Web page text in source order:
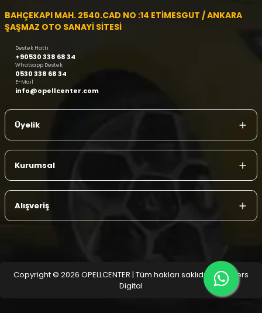
BAHÇEKAPI MAH. 2540.CAD NO :14 ETİMESGUT / ANKARA
ŞAŞMAZ OTO SANAYİ SİTESİ
Destek Hattı
+90530 338 68 34
Whatsapp Destek
0530 338 68 34
E-Mail
info@opellcenter.com
Üyelik
Kurumsal
Alışveriş
Copyright © 2026 OPELLCENTER | Tüm hakları saklıdır.
| Reliefers
Digital